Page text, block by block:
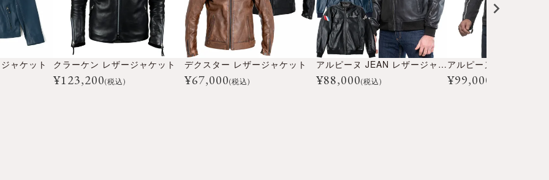
ャケット クラーケン レザージャケット
¥123,200(税込)
デクスター レザージャケット
¥67,000(税込)
アルピーヌ JEAN レザージャケット
¥88,000(税込) ¥99,000